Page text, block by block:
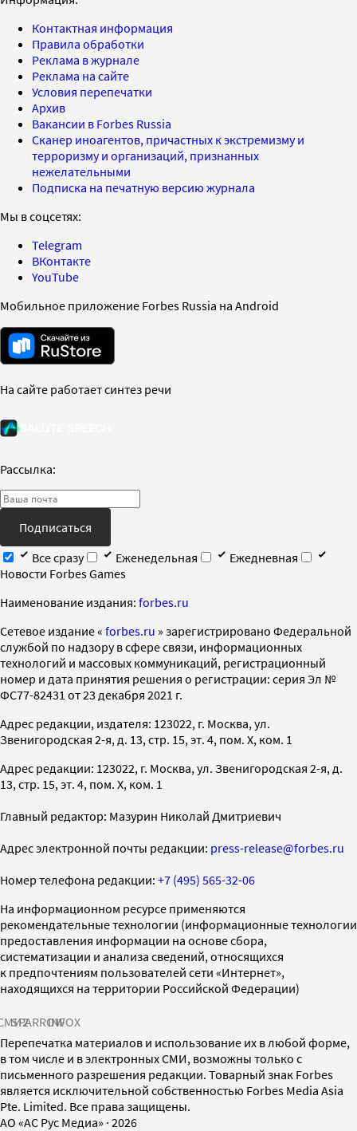
Контактная информация
Правила обработки
Реклама в журнале
Реклама на сайте
Условия перепечатки
Архив
Вакансии в Forbes Russia
Сканер иноагентов, причастных к экстремизму и
терроризму и организаций, признанных
нежелательными
Подписка на печатную версию журнала
Мы в соцсетях:
Telegram
ВКонтакте
YouTube
Мобильное приложение Forbes Russia на Android
На сайте работает синтез речи
Рассылка:
Подписаться
Все сразу
Еженедельная
Ежедневная
Новости Forbes Games
Наименование издания: forbes.ru
Cетевое издание « forbes.ru » зарегистрировано Федеральной
службой по надзору в сфере связи, информационных
технологий и массовых коммуникаций, регистрационный
номер и дата принятия решения о регистрации: серия Эл №
ФС77-82431 от 23 декабря 2021 г.
Адрес редакции, издателя: 123022, г. Москва, ул.
Звенигородская 2-я, д. 13, стр. 15, эт. 4, пом. X, ком. 1
Адрес редакции: 123022, г. Москва, ул. Звенигородская 2-я, д.
13, стр. 15, эт. 4, пом. X, ком. 1
Главный редактор: Мазурин Николай Дмитриевич
Адрес электронной почты редакции: press-release@forbes.ru
Номер телефона редакции: +7 (495) 565-32-06
На информационном ресурсе применяются
рекомендательные технологии (информационные технологии
предоставления информации на основе сбора,
систематизации и анализа сведений, относящихся
к предпочтениям пользователей сети «Интернет»,
находящихся на территории Российской Федерации)
SPARROWINFOX
Перепечатка материалов и использование их в любой форме,
в том числе и в электронных СМИ, возможны только с
письменного разрешения редакции. Товарный знак Forbes
является исключительной собственностью Forbes Media Asia
Pte. Limited. Все права защищены.
AO «АС Рус Медиа» · 2026